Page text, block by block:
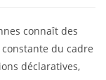
connaît des
du cadre
déclaratives,